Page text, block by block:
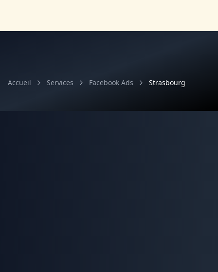
Accueil Services Facebook Ads Strasbourg